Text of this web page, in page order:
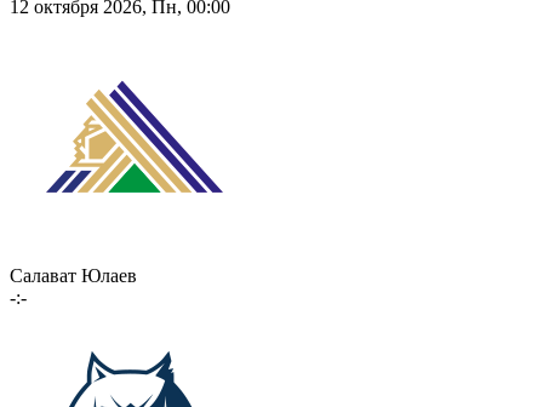
12 октября 2026, Пн, 00:00
Салават Юлаев
-:-